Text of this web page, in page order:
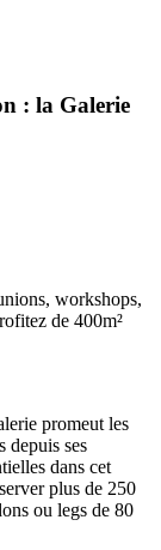
: la Galerie
workshops,
de 400m²
promeut les
depuis ses
dans cet
plus de 250
ou legs de 80